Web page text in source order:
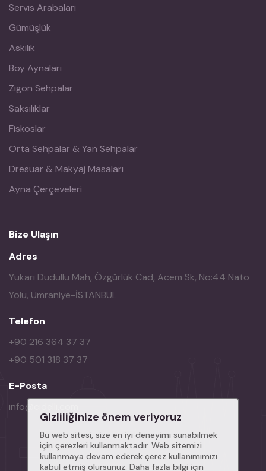
Servis Arabaları
Gümüşlük
Askılık
Boy Aynaları
Zigon Sehpalar
Saksılıklar
Fiskoslar
Orta Sehpalar & Yan Sehpalar
Dresuar & Makyaj Masaları
Ayna Çerçeveleri
Bize Ulaşın
Adres
Yukarı Dudullu Mah, Özgürlük Cad, Acem Sk, No:44 Nato
Yolu, Ümraniye-İSTANBUL
Telefon
+90 216 364 37 37
+90 501 318 37 37
E-Posta
info@cidelli.com
Gizliliğinize önem veriyoruz
Bu web sitesi, size en iyi deneyimi sunabilmek
için çerezleri kullanmaktadır. Web sitemizi
kullanmaya devam ederek çerez kullanımımızı
kabul etmiş olursunuz. Daha fazla bilgi için